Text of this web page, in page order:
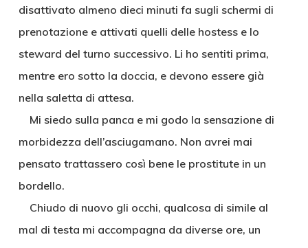
disattivato almeno dieci minuti fa sugli schermi di
prenotazione e attivati quelli delle hostess e lo
steward del turno successivo. Li ho sentiti prima,
mentre ero sotto la doccia, e devono essere già
nella saletta di attesa.
Mi siedo sulla panca e mi godo la sensazione di
morbidezza dell’asciugamano. Non avrei mai
pensato trattassero così bene le prostitute in un
bordello.
Chiudo di nuovo gli occhi, qualcosa di simile al
mal di testa mi accompagna da diverse ore, un